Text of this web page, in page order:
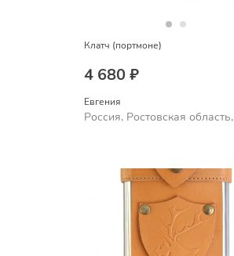
Клатч (портмоне)
4 680 ₽
Евгения
Россия, Ростовская область,